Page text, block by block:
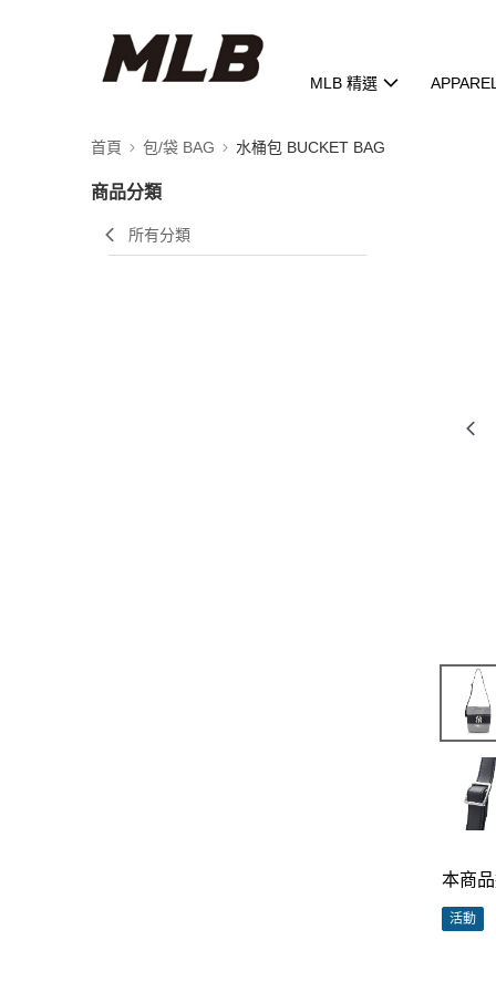
MLB 精選
首頁 包/袋 BAG 水桶包 BUCKET BAG
商品分類
所有分類
本商
活動